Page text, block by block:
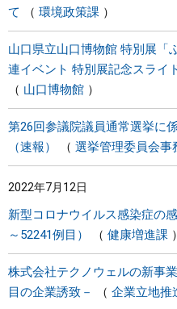
て
環境政策課
山口県立山口博物館 特別展「
連イベント 特別展記念スライ
山口博物館
第26回参議院議員通常選挙に
（速報）
選挙管理委員会事
2022年7月12日
新型コロナウイルス感染症の
～52241例目）
健康増進課
株式会社テクノウェルの新事
目の企業誘致－
企業立地推